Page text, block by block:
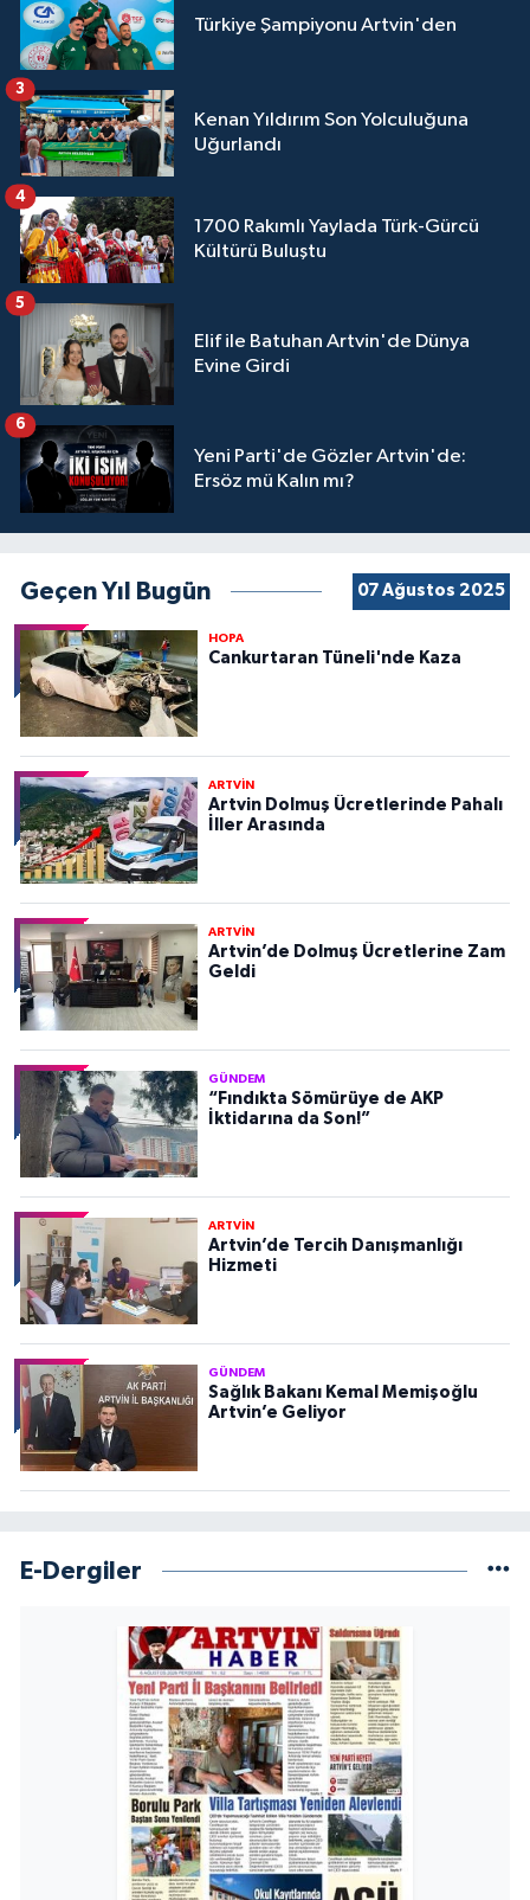
Türkiye Şampiyonu Artvin'den
Kenan Yıldırım Son Yolculuğuna
Uğurlandı
3
1700 Rakımlı Yaylada Türk-Gürcü
Kültürü Buluştu
4
Elif ile Batuhan Artvin'de Dünya
Evine Girdi
5
Yeni Parti'de Gözler Artvin'de:
Ersöz mü Kalın mı?
6
Geçen Yıl Bugün 07 Ağustos 2025
HOPA
Cankurtaran Tüneli'nde Kaza
ARTVİN
Artvin Dolmuş Ücretlerinde Pahalı
İller Arasında
ARTVİN
Artvin’de Dolmuş Ücretlerine Zam
Geldi
GÜNDEM
“Fındıkta Sömürüye de AKP
İktidarına da Son!”
ARTVİN
Artvin’de Tercih Danışmanlığı
Hizmeti
GÜNDEM
Sağlık Bakanı Kemal Memişoğlu
Artvin’e Geliyor
E-Dergiler